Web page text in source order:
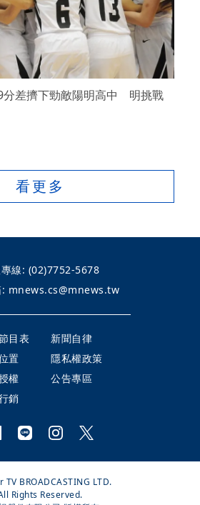
差擠下勁敵陽明高中 明挑戰
看更多
線: (02)7752-5678
mnews.cs@mnews.tw
目表
新聞自律
置
隱私權政策
權
公告專區
銷
BROADCASTING LTD.
Rights Reserved.